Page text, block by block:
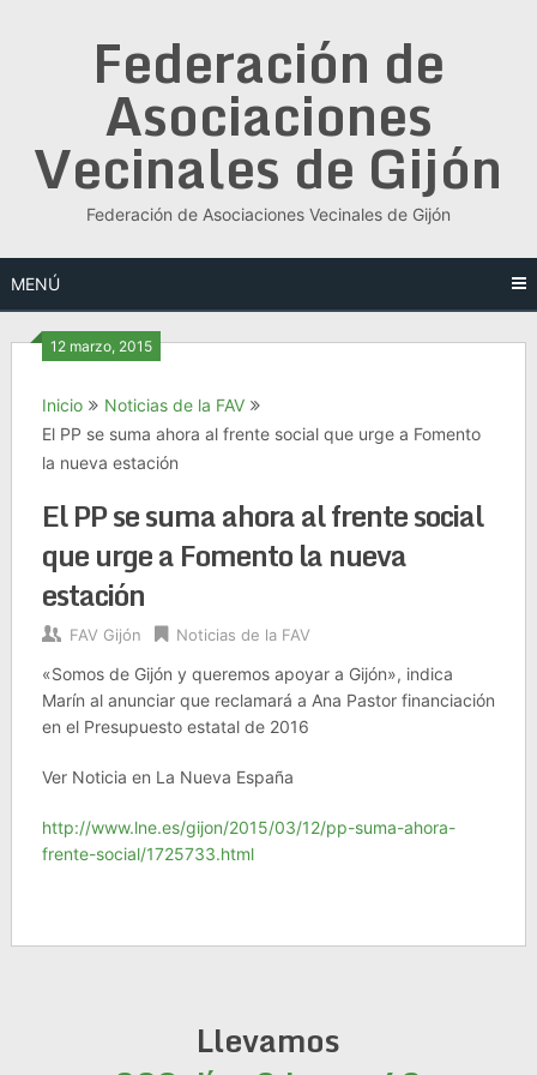
Federación de
Asociaciones
Vecinales de Gijón
Federación de Asociaciones Vecinales de Gijón
MENÚ
12 marzo, 2015
Inicio
Noticias de la FAV
El PP se suma ahora al frente social que urge a Fomento
la nueva estación
El PP se suma ahora al frente social
que urge a Fomento la nueva
estación
FAV Gijón Noticias de la FAV
«Somos de Gijón y queremos apoyar a Gijón», indica
Marín al anunciar que reclamará a Ana Pastor financiación
en el Presupuesto estatal de 2016
Ver Noticia en La Nueva España
http://www.lne.es/gijon/2015/03/12/pp-suma-ahora-
frente-social/1725733.html
Llevamos